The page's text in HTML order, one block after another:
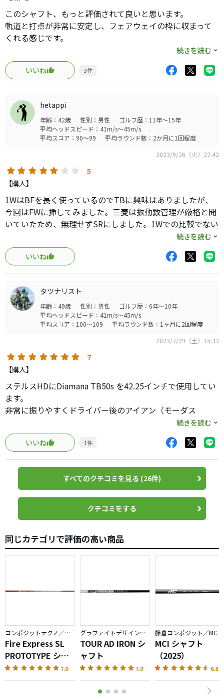
このシャフト、もっと評価されて良いと思います。
軌道と打点が非常に安定し、フェアウェイの枠に収まって
くれる感じです。
シャフト自体が初速を上げてくれることはありませんが、
安定するため触れる＆叩ける（結果、飛距離も出る）タイ
プといった印象です。
高価なベンタスに行く前に、ぜひとも試してほしいです
ね。最新のBBはTBを少しマイルドにした感じのようです
が、しっかり叩きたければTBオススメです。
但し、振り感は結構固い（特に先）ので、スペックは無理
せず、大体の方は5S、或いは長めの4Sも面白いと思いま
続きを読む
いいね
3件
hetappi
年齢：42歳 性別：男性
ゴルフ歴：11年～15年
平均ヘッドスピード：41m/s～45m/s
平均スコア：90～99
平均ラウンド数：2か月に1回程度
2023/9/26（火）22:42
5
【購入】
1WはBFを長く使っているのでTBに興味はありましたが、
今回はFWに挿してみました。三菱は振動数管理が厳格と聞
いていたため、無理せずSRにしました。1Wでの比較でない
ため一概には言えませんが、BFより振り感はマイルドな気
がします。その分ユーザーの間口が広くなった気はします
が、個人的にはやや中庸に振ったモデルの気がするので、
FWに挿すならregio FWで十分な気はしました。
続きを読む
いいね
タツナリスト
年齢：49歳 性別：男性
ゴルフ歴：6年～10年
平均ヘッドスピード：41m/s～45m/s
平均スコア：100～109
平均ラウンド数：1ヶ月に2回程度
2023/7/29（土）15:33
7
【購入】
ステルスHDにDiamana TB50s を42.25インチで使用してい
ます。
非常に振りやすくドライバー後のアイアン（モーダス
115s）ショットも全く違和感なく振れます。万人向けのシ
ャフトだと思いますよ。
続きを読む
いいね
1件
すべてのクチコミを見る (26件)
クチコミをする
同じカテゴリで評価の高い商品
コンポジットテクノ／ファイアーエクスプレス
Fire Express SL
PROTOTYPE シャ
フト
7.0
グラファイトデザイン／TOUR AD
TOUR AD IRON シ
ャフト
7.0
藤倉コンポジット／MC
MCI シャフト
（2025）
6.8